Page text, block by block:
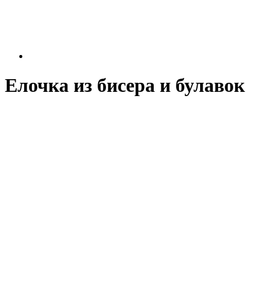
Елочка из бисера и булавок